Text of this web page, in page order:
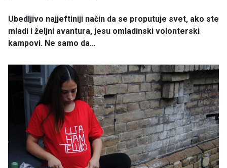
Ubedljivo najjeftiniji način da se proputuje svet, ako ste
mladi i željni avantura, jesu omladinski volonterski
kampovi. Ne samo da…